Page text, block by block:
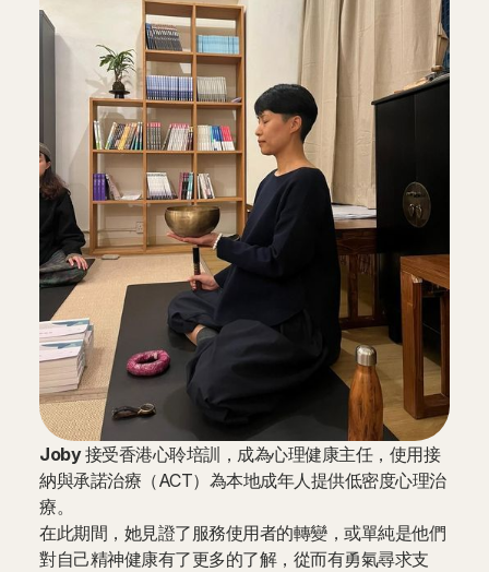
Joby接受香港心聆培訓，成為心理健康主任，使用接
納與承諾治療（ACT）為本地成年人提供低密度心理治
療。
在此期間，她見證了服務使用者的轉變，或單純是他們
對自己精神健康有了更多的了解，從而有勇氣尋求支